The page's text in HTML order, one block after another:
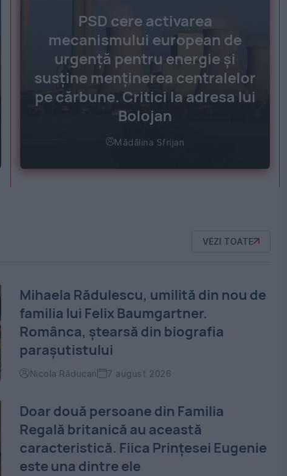
PSD cere activarea
mecanismului european de
urgență pentru energie și
susține menținerea centralelor
pe cărbune. Critici la adresa lui
Bolojan
Mădălina Sfrijan
VEZI TOATE
Mihaela Rădulescu, umilită din nou de
familia lui Felix Baumgartner.
Românca, ștearsă din biografia
parașutistului
Nicola Răducan 7 august 2026
Doar două persoane din Familia
Regală britanică au această
caracteristică. Fiica Prințesei Eugenie
este una dintre ele